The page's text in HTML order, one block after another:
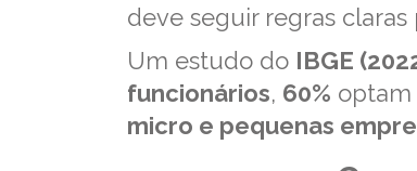
deve seguir regras
Um estudo do IBGE
funcionários, 60% optam
micro e pequenas